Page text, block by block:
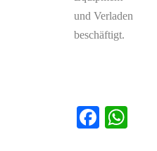
und Verladen
beschäftigt.